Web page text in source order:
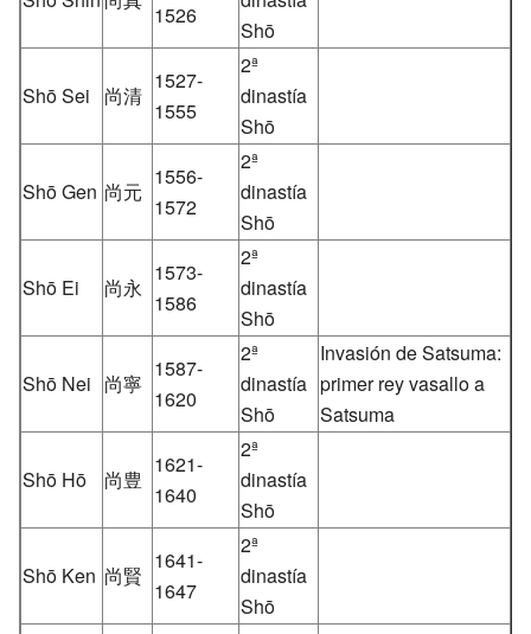
1526
Shō
Shō Sei 尚清
1527-
1555
2ª
dinastía
Shō
Shō Gen 尚元
1556-
1572
2ª
dinastía
Shō
Shō Ei 尚永
1573-
1586
2ª
dinastía
Shō
Shō Nei 尚寧
1587-
1620
2ª
dinastía
Shō
Invasión de Satsuma:
primer rey vasallo a
Satsuma
Shō Hō 尚豊
1621-
1640
2ª
dinastía
Shō
Shō Ken 尚賢
1641-
1647
2ª
dinastía
Shō